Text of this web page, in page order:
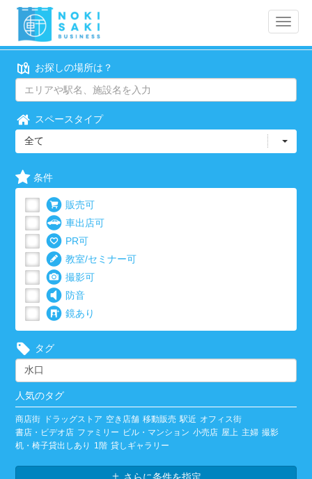
Toggle
お探しの場所は？
スペースタイプ
全て
条件
販売可
車出店可
PR可
教室/セミナー可
撮影可
防音
鏡あり
タグ
人気のタグ
商店街 ドラッグストア 空き店舗 移動販売 駅近 オフィス街
書店・ビデオ店 ファミリー ビル・マンション 小売店 屋上 主婦 撮影
机・椅子貸出しあり
1階 貸しギャラリー